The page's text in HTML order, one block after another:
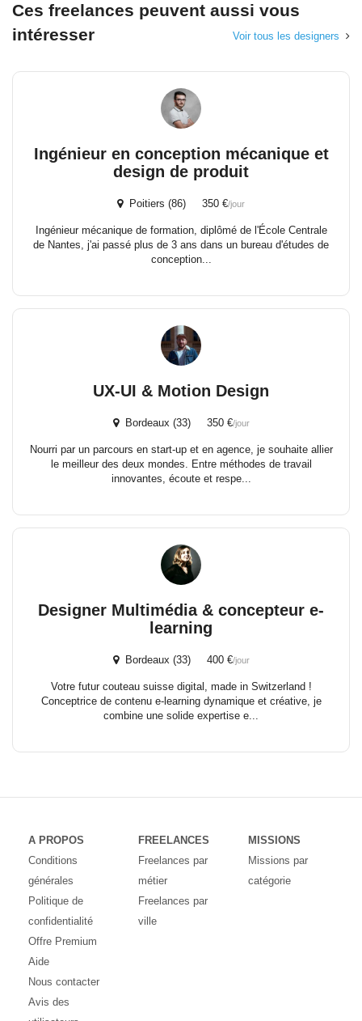
Ces freelances peuvent aussi vous
intéresser
Voir tous les designers
Ingénieur en conception mécanique et
design de produit
Poitiers (86) 350 €/jour
Ingénieur mécanique de formation, diplômé de l'École Centrale
de Nantes, j'ai passé plus de 3 ans dans un bureau d'études de
conception...
UX-UI & Motion Design
Bordeaux (33) 350 €/jour
Nourri par un parcours en start-up et en agence, je souhaite allier
le meilleur des deux mondes. Entre méthodes de travail
innovantes, écoute et respe...
Designer Multimédia & concepteur e-
learning
Bordeaux (33) 400 €/jour
Votre futur couteau suisse digital, made in Switzerland !
Conceptrice de contenu e-learning dynamique et créative, je
combine une solide expertise e...
A PROPOS
Conditions
générales
Politique de
confidentialité
Offre Premium
Aide
Nous contacter
Avis des
FREELANCES
Freelances par
métier
Freelances par
ville
MISSIONS
Missions par
catégorie